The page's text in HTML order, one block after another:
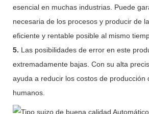
esencial en muchas industrias. Puede
necesaria de los procesos y producir de
eficiente y rentable posible al mismo
5. Las posibilidades de error en este
extremadamente bajas. Con su alta
ayuda a reducir los costos de producción
humanos.